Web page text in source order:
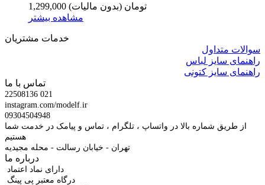
1,299,000 تومان (بدون مالیات)
مشاهده بیشتر
خدمات مشتریان
سوالات متداول
راهنمای سایز لباس
راهنمای سایز کتونی
تماس با ما
22508136 021
instagram.com/modelf.ir
09304504948
از طریق شماره بالا در واتساپ ، تلگرام ، تماس و پیامک در خدمت شما
هستیم
تهران - خیابان رسالت - محله مجیدیه
درباره ما
دارای نماد اعتماد
درگاه معتبر پی پینگ